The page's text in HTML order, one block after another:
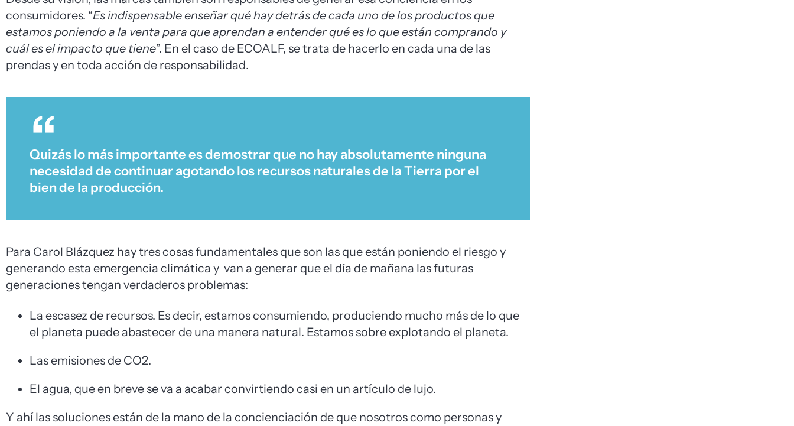
consumidores. “Es indispensable enseñar qué hay detrás de cada uno de los productos que
estamos poniendo a la venta para que aprendan a entender qué es lo que están comprando y
cuál es el impacto que tiene”. En el caso de ECOALF, se trata de hacerlo en cada una de las
prendas y en toda acción de responsabilidad.
Quizás lo más importante es demostrar que no hay absolutamente ninguna
necesidad de continuar agotando los recursos naturales de la Tierra por el
bien de la producción.
Para Carol Blázquez hay tres cosas fundamentales que son las que están poniendo el riesgo y
generando esta emergencia climática y van a generar que el día de mañana las futuras
generaciones tengan verdaderos problemas:
La escasez de recursos. Es decir, estamos consumiendo, produciendo mucho más de lo que
el planeta puede abastecer de una manera natural. Estamos sobre explotando el planeta.
Las emisiones de CO2.
El agua, que en breve se va a acabar convirtiendo casi en un artículo de lujo.
Y ahí las soluciones están de la mano de la concienciación de que nosotros como personas y